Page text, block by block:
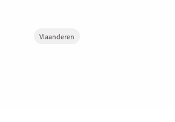
Vlaanderen